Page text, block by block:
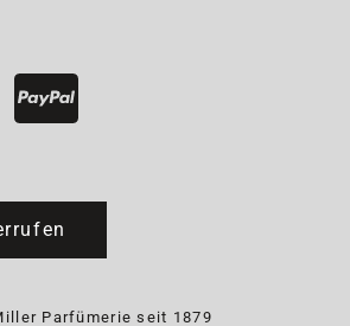
Parfümerie seit 1879